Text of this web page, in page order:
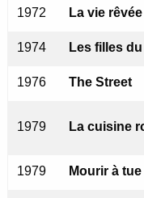
1972 La vie rêvée
1974 Les filles
1976 The Street
1979 La cuisine
1979 Mourir à